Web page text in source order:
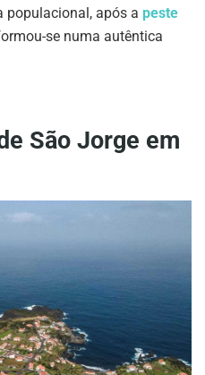
populacional, após a peste
se numa autêntica
São Jorge em